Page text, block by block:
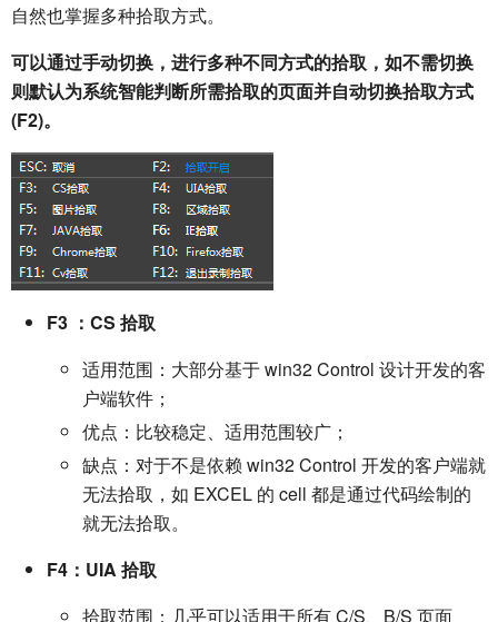
自然也掌握多种拾取方式。
可以通过手动切换，进行多种不同方式的拾取，如不需切换
则默认为系统智能判断所需拾取的页面并自动切换拾取方式
(F2)。
F3 ：CS 拾取
适用范围：大部分基于 win32 Control 设计开发的客
户端软件；
优点：比较稳定、适用范围较广；
缺点：对于不是依赖 win32 Control 开发的客户端就
无法拾取，如 EXCEL 的 cell 都是通过代码绘制的
就无法拾取。
F4：UIA 拾取
拾取范围：几乎可以适用于所有 C/S、B/S 页面